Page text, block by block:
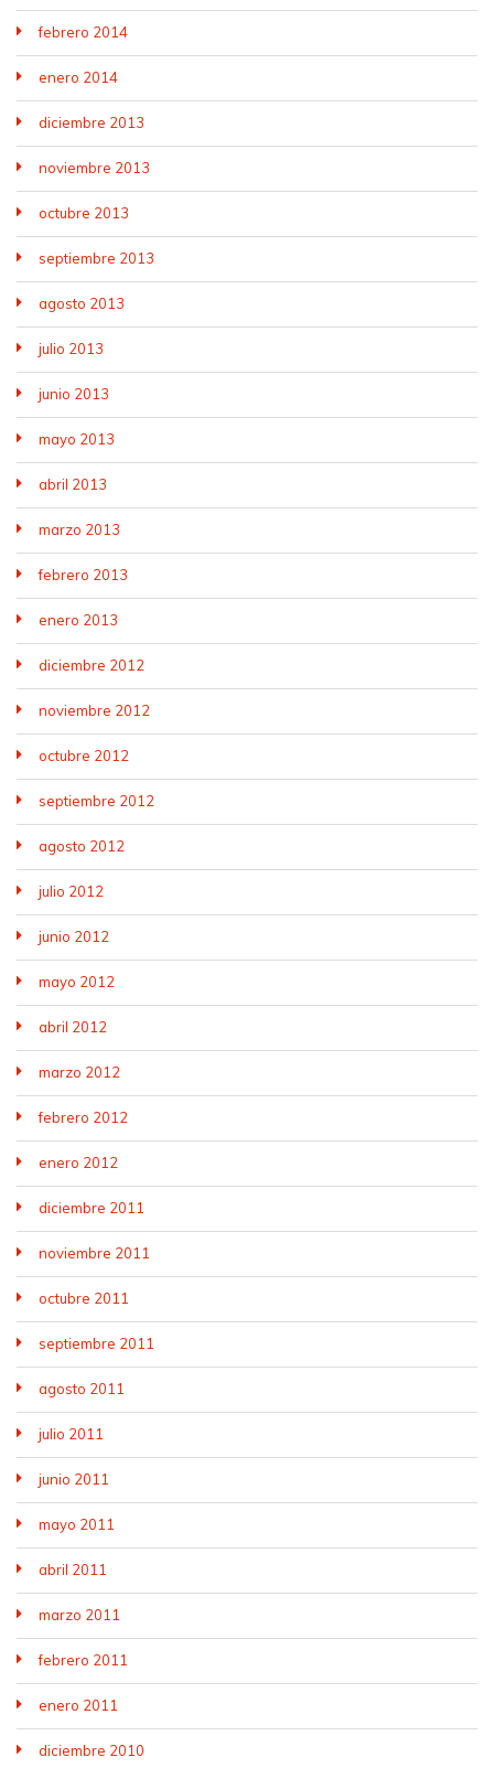
febrero 2014
enero 2014
diciembre 2013
noviembre 2013
octubre 2013
septiembre 2013
agosto 2013
julio 2013
junio 2013
mayo 2013
abril 2013
marzo 2013
febrero 2013
enero 2013
diciembre 2012
noviembre 2012
octubre 2012
septiembre 2012
agosto 2012
julio 2012
junio 2012
mayo 2012
abril 2012
marzo 2012
febrero 2012
enero 2012
diciembre 2011
noviembre 2011
octubre 2011
septiembre 2011
agosto 2011
julio 2011
junio 2011
mayo 2011
abril 2011
marzo 2011
febrero 2011
enero 2011
diciembre 2010